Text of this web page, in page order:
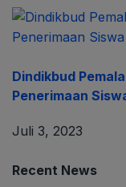
Dindikbud
Penerimaan
Juli 3, 2023
Recent News